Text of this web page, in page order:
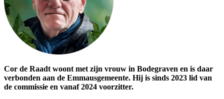
Cor de Raadt woont met zijn vrouw in Bodegraven en is daar
verbonden aan de Emmausgemeente. Hij is sinds 2023 lid van
de commissie en vanaf 2024 voorzitter.